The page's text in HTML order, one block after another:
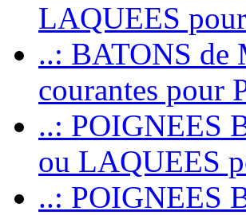
LAQUEES
..: BATONS de
courantes pour
..: POIGNEES
ou LAQUEES
..: POIGNEES